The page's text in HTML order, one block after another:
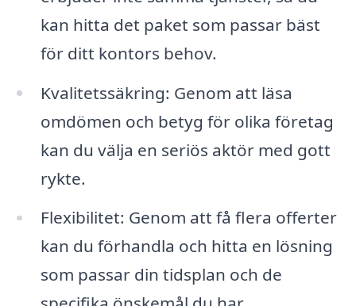
kan hitta det paket som passar bäst
för ditt kontors behov.
Kvalitetssäkring: Genom att läsa
omdömen och betyg för olika företag
kan du välja en seriös aktör med gott
rykte.
Flexibilitet: Genom att få flera offerter
kan du förhandla och hitta en lösning
som passar din tidsplan och de